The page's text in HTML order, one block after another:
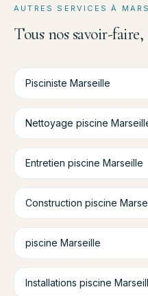
AUTRES SERVICES À
Tous nos savoir-
Pisciniste Marseille
Nettoyage piscine
Entretien piscine Marseille
Construction piscine
piscine Marseille
Installations piscine